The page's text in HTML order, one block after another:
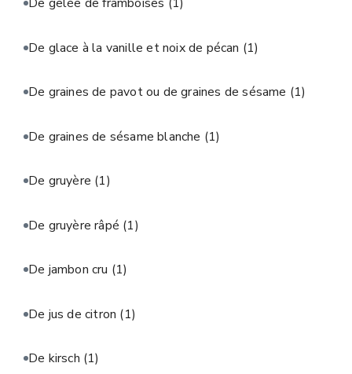
De glace à la vanille et noix de pécan (1)
De graines de pavot ou de graines de sésame (1)
De graines de sésame blanche (1)
De gruyère (1)
De gruyère râpé (1)
De jambon cru (1)
De jus de citron (1)
De kirsch (1)